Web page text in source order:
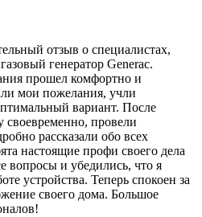
отзыв о специалистах,
генератор Generac.
прошел комфортно и
мои пожелания, учли
вариант. После
своевременно, провели
рассказали обо всех
настоящие профи своего дела
вопросы и убедились, что я
устройства. Теперь спокоен за
своего дома. Большое